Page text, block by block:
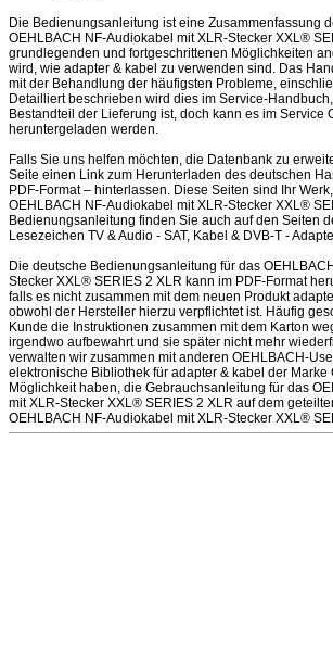
Die Bedienungsanleitung ist eine Zusammenfassung
OEHLBACH NF-Audiokabel mit XLR-Stecker XXL®
grundlegenden und fortgeschrittenen Möglichkeiten
wird, wie adapter & kabel zu verwenden sind. Das
mit der Behandlung der häufigsten Probleme,
Detailliert beschrieben wird dies im Service-
Bestandteil der Lieferung ist, doch kann es im Service
heruntergeladen werden.
Falls Sie uns helfen möchten, die Datenbank zu
Seite einen Link zum Herunterladen des deutschen
PDF-Format – hinterlassen. Diese Seiten sind Ihr
OEHLBACH NF-Audiokabel mit XLR-Stecker XXL®
Bedienungsanleitung finden Sie auch auf den Seiten
Lesezeichen TV & Audio - SAT, Kabel & DVB-T -
Die deutsche Bedienungsanleitung für das
Stecker XXL® SERIES 2 XLR kann im PDF-Format
falls es nicht zusammen mit dem neuen Produkt
obwohl der Hersteller hierzu verpflichtet ist. Häufig
Kunde die Instruktionen zusammen mit dem Karton
irgendwo aufbewahrt und sie später nicht mehr
verwalten wir zusammen mit anderen OEHLBACH-
elektronische Bibliothek für adapter & kabel der Marke
Möglichkeit haben, die Gebrauchsanleitung für das
mit XLR-Stecker XXL® SERIES 2 XLR auf dem
OEHLBACH NF-Audiokabel mit XLR-Stecker XXL®